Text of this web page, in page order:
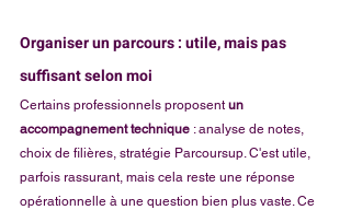
Organiser un parcours : utile, mais pas
suffisant selon moi
Certains professionnels proposent un
accompagnement technique : analyse de notes,
choix de filières, stratégie Parcoursup. C'est utile,
parfois rassurant, mais cela reste une réponse
opérationnelle à une question bien plus vaste. Ce